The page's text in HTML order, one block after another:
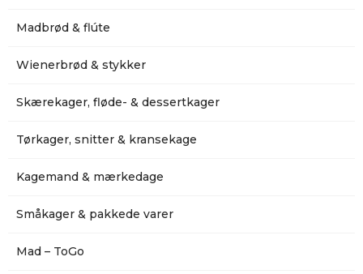
Madbrød & flúte
Wienerbrød & stykker
Skærekager, fløde- & dessertkager
Tørkager, snitter & kransekage
Kagemand & mærkedage
Småkager & pakkede varer
Mad – ToGo